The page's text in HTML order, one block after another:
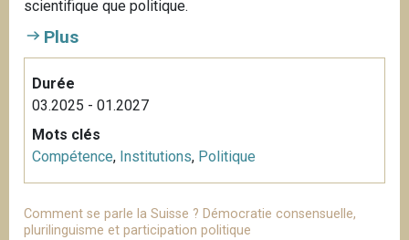
scientifique que politique.
Plus
Durée
03.2025 - 01.2027
Mots clés
Compétence, Institutions, Politique
Comment se parle la Suisse ? Démocratie consensuelle,
plurilinguisme et participation politique